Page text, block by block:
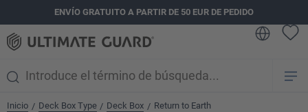
principalENVÍO GRATUITO A PARTIR DE 50 EUR DE PEDIDO
Inicio / Deck Box Type / Deck Box / Return to Earth